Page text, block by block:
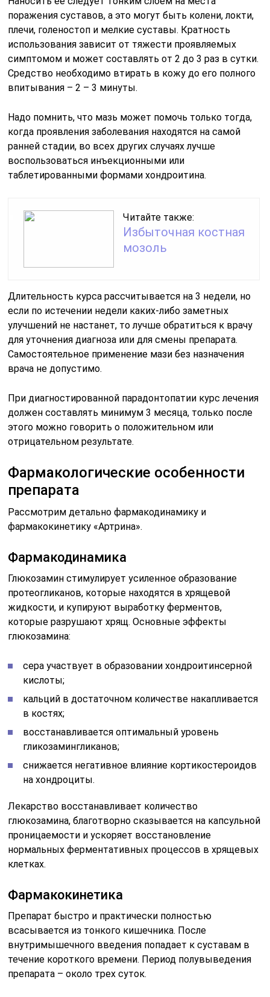
поражения суставов, а это могут быть колени, локти,
плечи, голеностоп и мелкие суставы. Кратность
использования зависит от тяжести проявляемых
симптомом и может составлять от 2 до 3 раз в сутки.
Средство необходимо втирать в кожу до его полного
впитывания – 2 – 3 минуты.
Надо помнить, что мазь может помочь только тогда,
когда проявления заболевания находятся на самой
ранней стадии, во всех других случаях лучше
воспользоваться инъекционными или
таблетированными формами хондроитина.
Читайте также:
Избыточная костная
мозоль
Длительность курса рассчитывается на 3 недели, но
если по истечении недели каких-либо заметных
улучшений не настанет, то лучше обратиться к врачу
для уточнения диагноза или для смены препарата.
Самостоятельное применение мази без назначения
врача не допустимо.
При диагностированной парадонтопатии курс лечения
должен составлять минимум 3 месяца, только после
этого можно говорить о положительном или
отрицательном результате.
Фармакологические особенности
препарата
Рассмотрим детально фармакодинамику и
фармакокинетику «Артрина».
Фармакодинамика
Глюкозамин стимулирует усиленное образование
протеогликанов, которые находятся в хрящевой
жидкости, и купируют выработку ферментов,
которые разрушают хрящ. Основные эффекты
глюкозамина:
сера участвует в образовании хондроитинсерной
кислоты;
кальций в достаточном количестве накапливается
в костях;
восстанавливается оптимальный уровень
гликозамингликанов;
снижается негативное влияние кортикостероидов
на хондроциты.
Лекарство восстанавливает количество
глюкозамина, благотворно сказывается на капсульной
проницаемости и ускоряет восстановление
нормальных ферментативных процессов в хрящевых
клетках.
Фармакокинетика
Препарат быстро и практически полностью
всасывается из тонкого кишечника. После
внутримышечного введения попадает к суставам в
течение короткого времени. Период полувыведения
препарата – около трех суток.